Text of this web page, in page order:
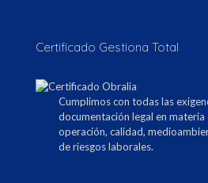
Certificado Gestiona Total
Cumplimos con todas las
documentación legal en
operación, calidad,
de riesgos laborales.